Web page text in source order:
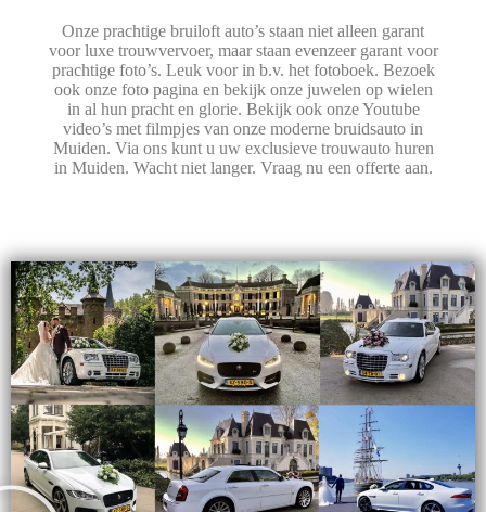
Onze prachtige bruiloft auto’s staan niet alleen garant
voor luxe trouwvervoer, maar staan evenzeer garant voor
prachtige foto’s. Leuk voor in b.v. het fotoboek. Bezoek
ook onze foto pagina en bekijk onze juwelen op wielen
in al hun pracht en glorie. Bekijk ook onze Youtube
video’s met filmpjes van onze moderne bruidsauto in
Muiden. Via ons kunt u uw exclusieve trouwauto huren
in Muiden. Wacht niet langer. Vraag nu een offerte aan.